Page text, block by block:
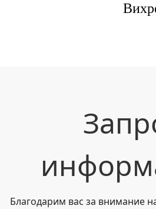
Вихревой
Благодарим вас за внимание